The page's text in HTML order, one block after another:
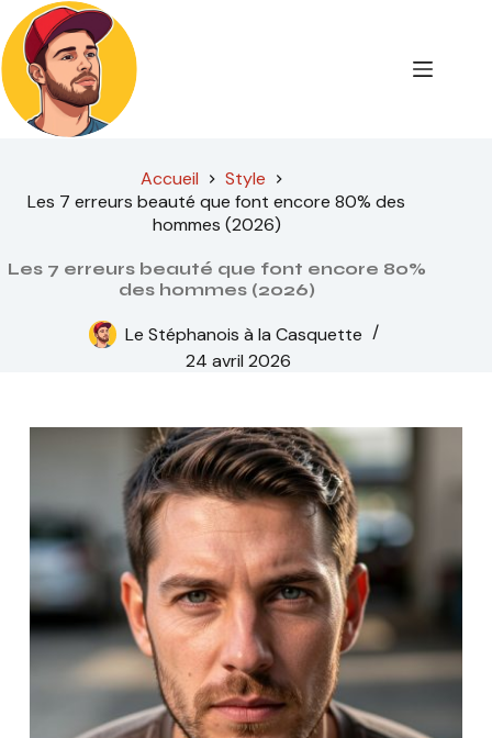
Passer
au
contenu
Accueil
Style
Les 7 erreurs beauté que font encore 80% des
hommes (2026)
Les 7 erreurs beauté que font encore 80%
des hommes (2026)
Le Stéphanois à la Casquette
24 avril 2026